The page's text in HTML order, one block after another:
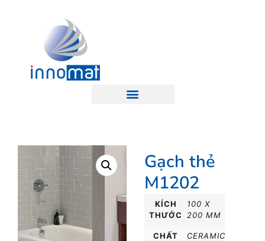
Gạch thẻ
M1202
KÍCH
THƯỚC
100 X
200 MM
CHẤT
CERAMIC